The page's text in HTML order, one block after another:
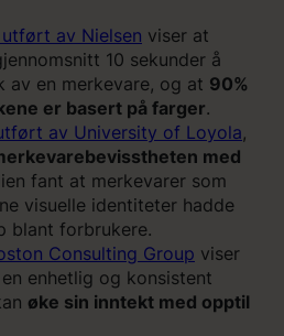
av Nielsen viser at
10 sekunder å
av en merkevare, og at 90%
er basert på farger.
av University of Loyola,
med
fant at merkevarer som
visuelle identiteter hadde
blant forbrukere.
Consulting Group viser
enhetlig og konsistent
øke sin inntekt med opptil